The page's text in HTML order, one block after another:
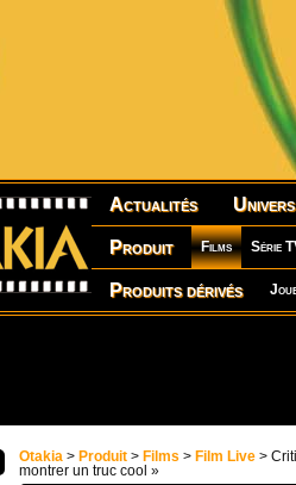
Actualités Univers
Produit Films Série
Produits dérivés
Otakia > Produit > Films > Film Live >
montrer un truc cool »